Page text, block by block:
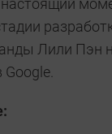
Лили Пэн
Google.